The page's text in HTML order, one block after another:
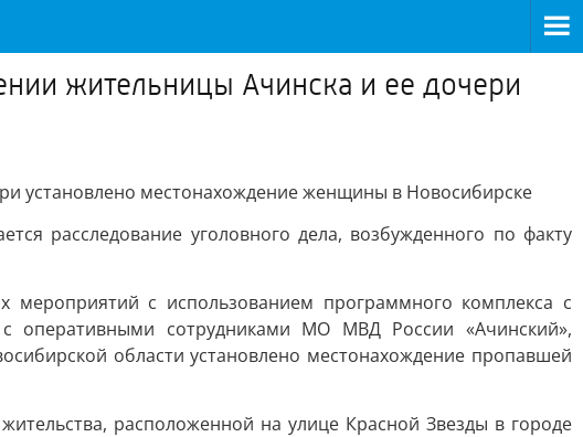
жительницы Ачинска и ее дочери
установлено местонахождение женщины в Новосибирске
расследование уголовного дела, возбужденного по факту
мероприятий с использованием программного комплекса с
оперативными сотрудниками МО МВД России «Ачинский»,
области установлено местонахождение пропавшей
расположенной на улице Красной Звезды в городе